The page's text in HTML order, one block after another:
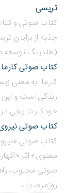
تریسی
جذبه از برایان
(هلدینگ
کتاب صوتی کارما
کارما به معنی
زندگی است و این
خودکار نتایجی
کتاب صوتی
کتاب صوتی
معنوی» اثر
صوتی محبوب،
روزمره، با...